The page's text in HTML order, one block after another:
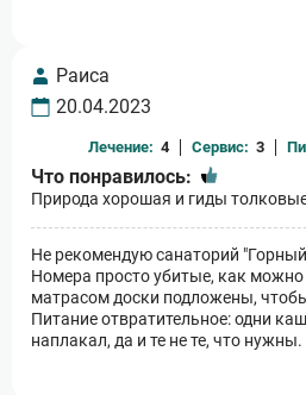
Раиса
20.04.2023
Лечение: 4 Сервис: 3
Что понравилось:
Природа хорошая и гиды
Не рекомендую санаторий
Номера просто убитые, как можно
матрасом доски подложены,
Питание отвратительное: одни
наплакал, да и те не те, что